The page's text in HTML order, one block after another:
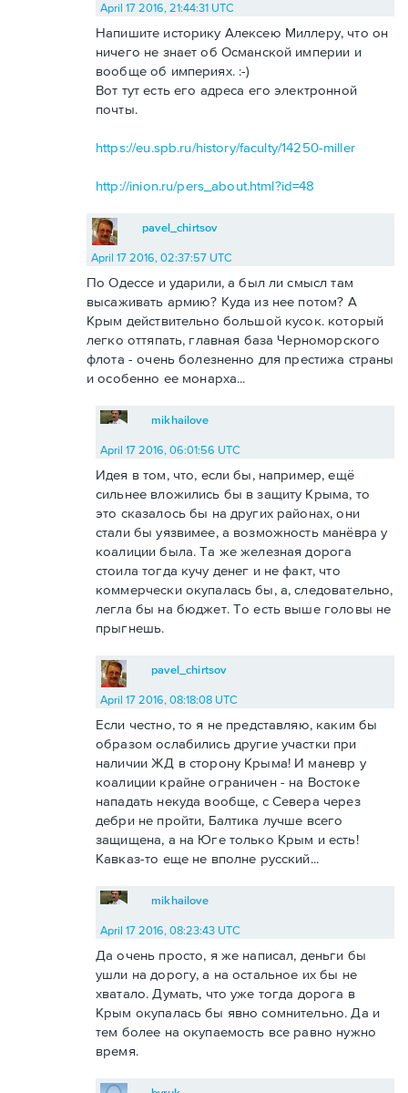
April 17 2016, 21:44:31 UTC
Напишите историку Алексею Миллеру, что он
ничего не знает об Османской империи и
вообще об империях. :-)
Вот тут есть его адреса его электронной
почты.
https://eu.spb.ru/history/faculty/14250-miller
http://inion.ru/pers_about.html?id=48
pavel_chirtsov
April 17 2016, 02:37:57 UTC
По Одессе и ударили, а был ли смысл там
высаживать армию? Куда из нее потом? А
Крым действительно большой кусок. который
легко оттяпать, главная база Черноморского
флота - очень болезненно для престижа страны
и особенно ее монарха...
mikhailove
April 17 2016, 06:01:56 UTC
Идея в том, что, если бы, например, ещё
сильнее вложились бы в защиту Крыма, то
это сказалось бы на других районах, они
стали бы уязвимее, а возможность манёвра у
коалиции была. Та же железная дорога
стоила тогда кучу денег и не факт, что
коммерчески окупалась бы, а, следовательно,
легла бы на бюджет. То есть выше головы не
прыгнешь.
pavel_chirtsov
April 17 2016, 08:18:08 UTC
Если честно, то я не представляю, каким бы
образом ослабились другие участки при
наличии ЖД в сторону Крыма! И маневр у
коалиции крайне ограничен - на Востоке
нападать некуда вообще, с Севера через
дебри не пройти, Балтика лучше всего
защищена, а на Юге только Крым и есть!
Кавказ-то еще не вполне русский...
mikhailove
April 17 2016, 08:23:43 UTC
Да очень просто, я же написал, деньги бы
ушли на дорогу, а на остальное их бы не
хватало. Думать, что уже тогда дорога в
Крым окупалась бы явно сомнительно. Да и
тем более на окупаемость все равно нужно
время.